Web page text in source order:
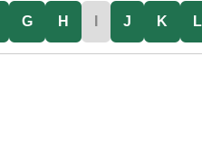
G H J K L